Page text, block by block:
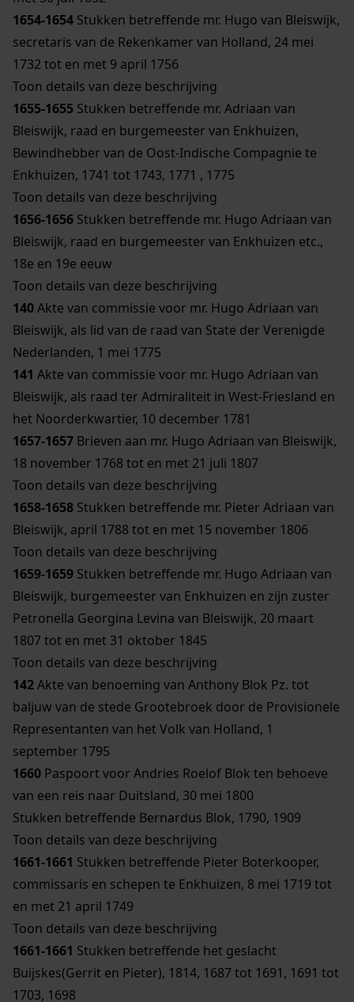
1654-1654 Stukken betreffende mr. Hugo van Bleiswijk,
secretaris van de Rekenkamer van Holland, 24 mei
1732 tot en met 9 april 1756
Toon details van deze beschrijving
1655-1655 Stukken betreffende mr. Adriaan van
Bleiswijk, raad en burgemeester van Enkhuizen,
Bewindhebber van de Oost-Indische Compagnie te
Enkhuizen, 1741 tot 1743, 1771 , 1775
Toon details van deze beschrijving
1656-1656 Stukken betreffende mr. Hugo Adriaan van
Bleiswijk, raad en burgemeester van Enkhuizen etc.,
18e en 19e eeuw
Toon details van deze beschrijving
140Akte van commissie voor mr. Hugo Adriaan van
Bleiswijk, als lid van de raad van State der Verenigde
Nederlanden, 1 mei 1775
141 Akte van commissie voor mr. Hugo Adriaan van
Bleiswijk, als raad ter Admiraliteit in West-Friesland en
het Noorderkwartier, 10 december 1781
1657-1657 Brieven aan mr. Hugo Adriaan van Bleiswijk,
18 november 1768 tot en met 21 juli 1807
Toon details van deze beschrijving
1658-1658 Stukken betreffende mr. Pieter Adriaan van
Bleiswijk, april 1788 tot en met 15 november 1806
Toon details van deze beschrijving
1659-1659 Stukken betreffende mr. Hugo Adriaan van
Bleiswijk, burgemeester van Enkhuizen en zijn zuster
Petronella Georgina Levina van Bleiswijk, 20 maart
1807 tot en met 31 oktober 1845
Toon details van deze beschrijving
142Akte van benoeming van Anthony Blok Pz. tot
baljuw van de stede Grootebroek door de Provisionele
Representanten van het Volk van Holland, 1
september 1795
1660 Paspoort voor Andries Roelof Blok ten behoeve
van een reis naar Duitsland, 30 mei 1800
Stukken betreffende Bernardus Blok, 1790, 1909
Toon details van deze beschrijving
1661-1661 Stukken betreffende Pieter Boterkooper,
commissaris en schepen te Enkhuizen, 8 mei 1719 tot
en met 21 april 1749
Toon details van deze beschrijving
1661-1661 Stukken betreffende het geslacht
Buijskes(Gerrit en Pieter), 1814, 1687 tot 1691, 1691 tot
1703, 1698